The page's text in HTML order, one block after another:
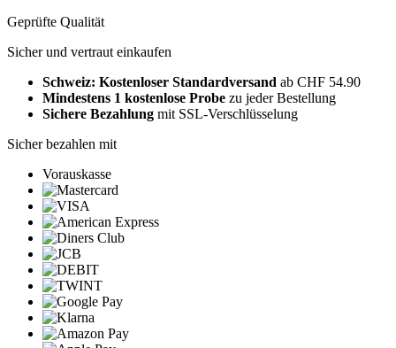
Geprüfte Qualität
Sicher und vertraut einkaufen
Schweiz: Kostenloser Standardversand ab CHF 54.90
Mindestens 1 kostenlose Probe zu jeder Bestellung
Sichere Bezahlung mit SSL-Verschlüsselung
Sicher bezahlen mit
Vorauskasse